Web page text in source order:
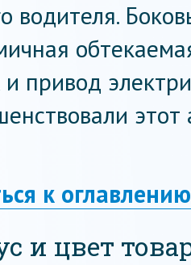
водителя.
привод
этот
к оглавлению
и цвет